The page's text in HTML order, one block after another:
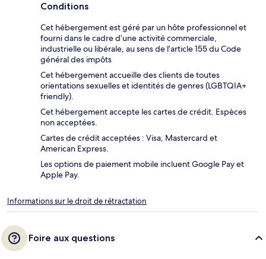
Conditions
Cet hébergement est géré par un hôte professionnel et
fourni dans le cadre d’une activité commerciale,
industrielle ou libérale, au sens de l’article 155 du Code
général des impôts
Cet hébergement accueille des clients de toutes
orientations sexuelles et identités de genres (LGBTQIA+
friendly).
Cet hébergement accepte les cartes de crédit. Espèces
non acceptées.
Cartes de crédit acceptées : Visa, Mastercard et
American Express.
Les options de paiement mobile incluent Google Pay et
Apple Pay.
Informations sur le droit de rétractation
Foire aux questions